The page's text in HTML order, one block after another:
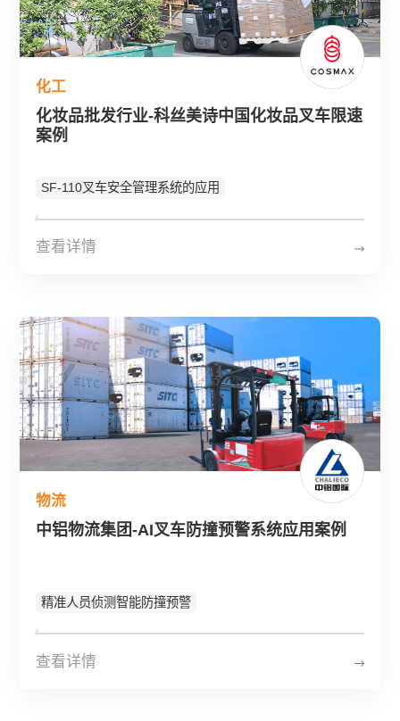
化工
化妆品批发行业-科丝美诗中国化妆品叉车限速
案例
SF-110叉车安全管理系统的应用
查看详情
物流
中铝物流集团-AI叉车防撞预警系统应用案例
精准人员侦测智能防撞预警
查看详情